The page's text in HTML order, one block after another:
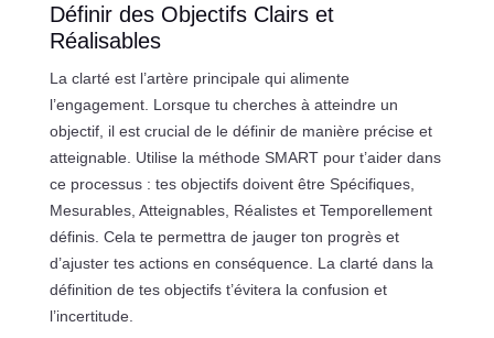
Définir des Objectifs Clairs et
Réalisables
La clarté est l’artère principale qui alimente
l’engagement. Lorsque tu cherches à atteindre un
objectif, il est crucial de le définir de manière précise et
atteignable. Utilise la méthode SMART pour t’aider dans
ce processus : tes objectifs doivent être Spécifiques,
Mesurables, Atteignables, Réalistes et Temporellement
définis. Cela te permettra de jauger ton progrès et
d’ajuster tes actions en conséquence. La clarté dans la
définition de tes objectifs t’évitera la confusion et
l’incertitude.